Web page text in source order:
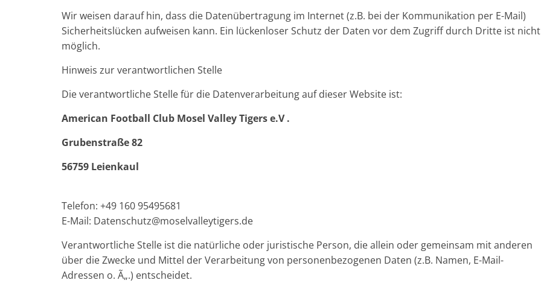
Wir weisen darauf hin, dass die Datenübertragung im Internet (z.B. bei der Kommunikation per E-Mail)
Sicherheitslücken aufweisen kann. Ein lückenloser Schutz der Daten vor dem Zugriff durch Dritte ist nicht
möglich.
Hinweis zur verantwortlichen Stelle
Die verantwortliche Stelle für die Datenverarbeitung auf dieser Website ist:
American Football Club Mosel Valley Tigers e.V .
Grubenstraße 82
56759 Leienkaul
Telefon: +49 160 95495681
E-Mail: Datenschutz@moselvalleytigers.de
Verantwortliche Stelle ist die natürliche oder juristische Person, die allein oder gemeinsam mit anderen
über die Zwecke und Mittel der Verarbeitung von personenbezogenen Daten (z.B. Namen, E-Mail-
Adressen o. Ã„.) entscheidet.